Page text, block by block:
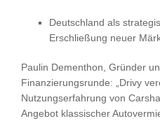
Deutschland als
Erschließung neuer
Paulin Dementhon, Gründer
Finanzierungsrunde: „Drivy
Nutzungserfahrung von
Angebot klassischer